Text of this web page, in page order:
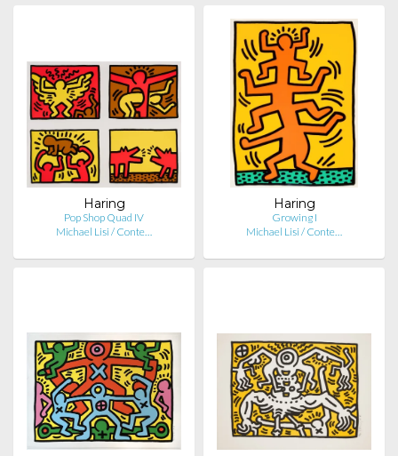
Haring
Pop Shop Quad IV
Michael Lisi / Conte…
Haring
Growing I
Michael Lisi / Conte…